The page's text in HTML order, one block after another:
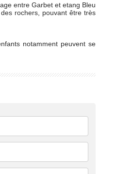
entre Garbet et etang Bleu
rochers, pouvant être très
notamment peuvent se